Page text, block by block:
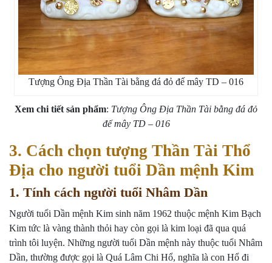
Tượng Ông Địa Thần Tài bằng đá đỏ đế mây TD – 016
Xem chi tiết sản phẩm: Tượng Ông Địa Thần Tài bằng đá đỏ
đế mây TD – 016
3. Cách chọn tượng Thần Tài Thổ
Địa cho người tuổi Dần mệnh Kim
1. Tính cách người tuổi Nhâm Dần
Người tuổi Dần mệnh Kim sinh năm 1962 thuộc mệnh Kim Bạch
Kim tức là vàng thành thỏi hay còn gọi là kim loại đã qua quá
trình tôi luyện. Những người tuổi Dần mệnh này thuộc tuổi Nhâm
Dần, thường được gọi là Quá Lâm Chi Hổ, nghĩa là con Hổ đi